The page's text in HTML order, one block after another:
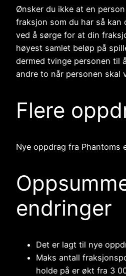
Ønsker du ikke at en
fraksjon som du har så kan
ved å sørge for at din
høyest samlet beløp på
dermed tvinge personen til
andre to når personen skal
Flere
Nye oppdrag fra Phantoms
endringer
Det er lagt til nye
Maks antall
holde på er økt fra 3